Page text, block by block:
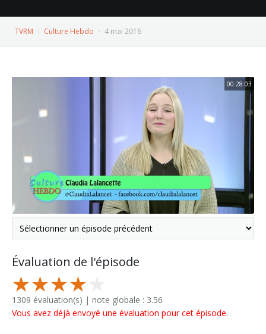
TVRM Culture Hebdo 4 mai 2016
00:28:03
Évaluation de l'épisode
1309 évaluation(s) | note globale : 3.56
Vous avez déjà envoyé une évaluation pour cet épisode.